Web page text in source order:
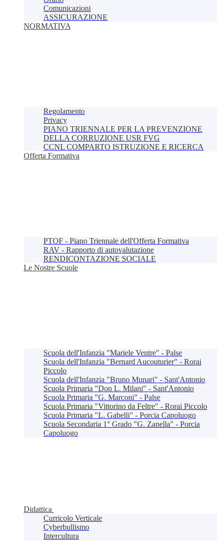
Comunicazioni
ASSICURAZIONE
NORMATIVA
Regolamento
Privacy
PIANO TRIENNALE PER LA PREVENZIONE
DELLA CORRUZIONE USR FVG
CCNL COMPARTO ISTRUZIONE E RICERCA
Offerta Formativa
PTOF - Piano Triennale dell'Offerta Formativa
RAV - Rapporto di autovalutazione
RENDICONTAZIONE SOCIALE
Le Nostre Scuole
Scuola dell'Infanzia "Mariele Ventre" - Palse
Scuola dell'Infanzia "Bernard Aucouturier" - Rorai
Piccolo
Scuola dell'Infanzia "Bruno Munari" - Sant'Antonio
Scuola Primaria "Don L. Milani" - Sant'Antonio
Scuola Primaria "G. Marconi" - Palse
Scuola Primaria "Vittorino da Feltre" - Rorai Piccolo
Scuola Primaria "L. Gabelli" - Porcia Capoluogo
Scuola Secondaria 1° Grado "G. Zanella" - Porcia
Capoluogo
Didattica
Curricolo Verticale
Cyberbullismo
Intercultura